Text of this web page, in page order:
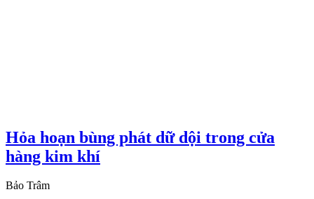
Hỏa hoạn bùng phát dữ dội trong cửa
hàng kim khí
Bảo Trâm